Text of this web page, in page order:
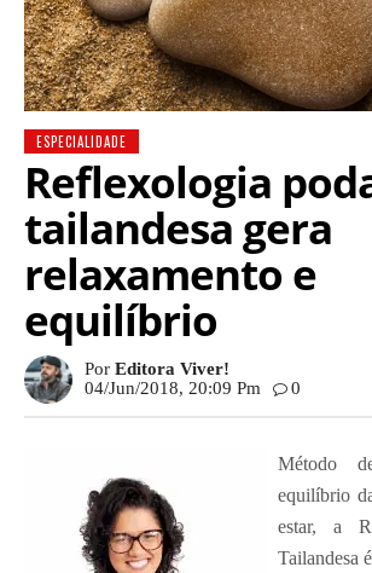
ESPECIALIDADE
Reflexologia
tailandesa gera
relaxamento e
equilíbrio
Por Editora Viver!
04/jun/2018, 20:09 Pm
0
Método
equilíbrio
estar, a
Tailandesa